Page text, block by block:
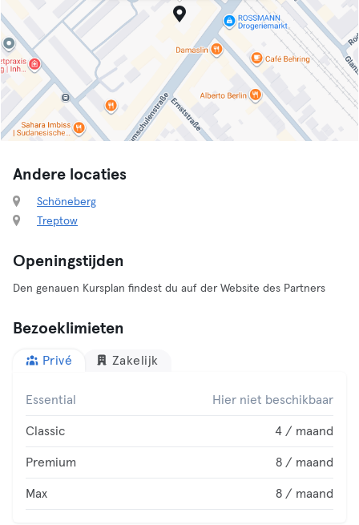
Andere locaties
Schöneberg
Treptow
Openingstijden
Den genauen Kursplan findest du auf der Website des Partners
Bezoeklimieten
Privé Zakelijk
Essential Hier niet beschikbaar
Classic 4 / maand
Premium 8 / maand
Max 8 / maand